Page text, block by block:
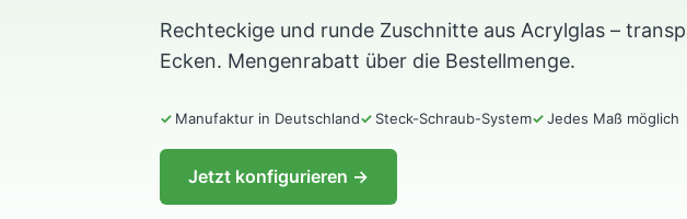
Rechteckige und runde Zuschnitte aus Acrylglas –
Ecken. Mengenrabatt über die Bestellmenge.
Manufaktur in Deutschland Steck-Schraub-System Jedes Maß möglich
Jetzt konfigurieren →